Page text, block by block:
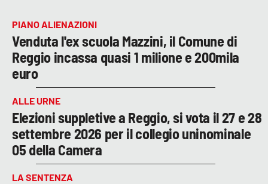
APPLE
PIANO ALIENAZIONI
Venduta l'ex scuola Mazzini, il Comune di
Reggio incassa quasi 1 milione e 200mila
euro
ALLE URNE
Elezioni suppletive a Reggio, si vota il 27 e 28
settembre 2026 per il collegio uninominale
05 della Camera
LA SENTENZA